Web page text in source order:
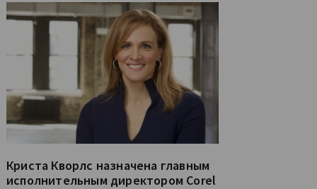
Криста Кворлс назначена главным
исполнительным директором Corel